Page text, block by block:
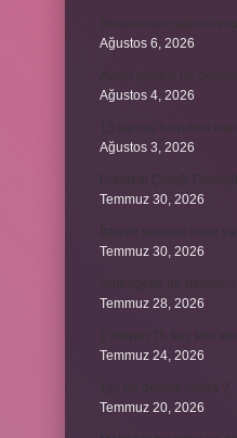
Ağustos 6, 2026
Ağustos 4, 2026
Ağustos 3, 2026
Temmuz 30, 2026
Temmuz 30, 2026
Temmuz 28, 2026
Temmuz 24, 2026
Temmuz 20, 2026